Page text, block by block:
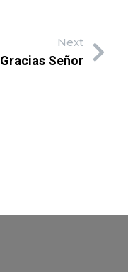
Next
Gracias Señor